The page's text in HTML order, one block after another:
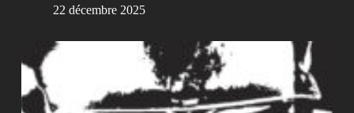
22 décembre 2025